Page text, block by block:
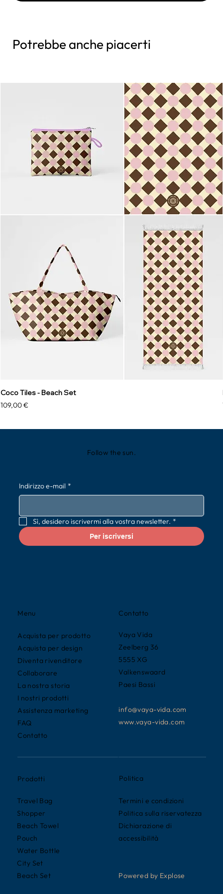
Potrebbe anche piacerti
Coco Tiles - Beach Set
Prezzo
109,00 €
Contatto
Vaya Vida
Zeelberg 36
5555 XG
Valkenswaard
Paesi Bassi
info@vaya-vida.com
www.vaya-vida.com
Menu
Acquista per prodotto
Acquista per design
Diventa rivenditore
Collaborare
La nostra storia
I nostri prodotti
Assistenza marketing
FAQ
Contatto
Prodotti
Travel Bag
Shopper
Beach Towel
Pouch
Water Bottle
City Set
Beach Set
Politica
Termini e condizioni
Politica sulla riservatezza
Dichiarazione di
accessibilità
Powered by Explose
Follow the sun.
Indirizzo e-mail *
Sì, desidero iscrivermi alla vostra newsletter. *
Per iscriversi